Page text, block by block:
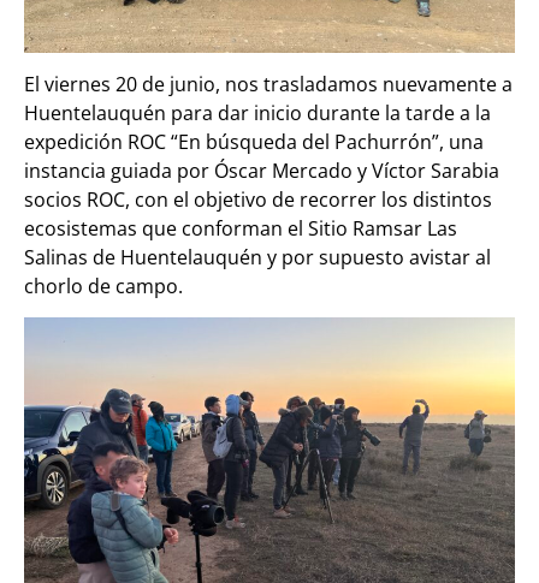
El viernes 20 de junio, nos trasladamos nuevamente a
Huentelauquén para dar inicio durante la tarde a la
expedición ROC “En búsqueda del Pachurrón”, una
instancia guiada por Óscar Mercado y Víctor Sarabia
socios ROC, con el objetivo de recorrer los distintos
ecosistemas que conforman el Sitio Ramsar Las
Salinas de Huentelauquén y por supuesto avistar al
chorlo de campo.